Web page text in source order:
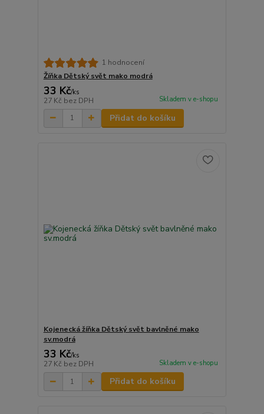
1 hodnocení
Žíňka Dětský svět mako modrá
33 Kč/ks
27 Kč bez DPH Skladem v e-shopu
Přidat do košíku
Kojenecká žíňka Dětský svět bavlněné mako
sv.modrá
33 Kč/ks
27 Kč bez DPH Skladem v e-shopu
Přidat do košíku